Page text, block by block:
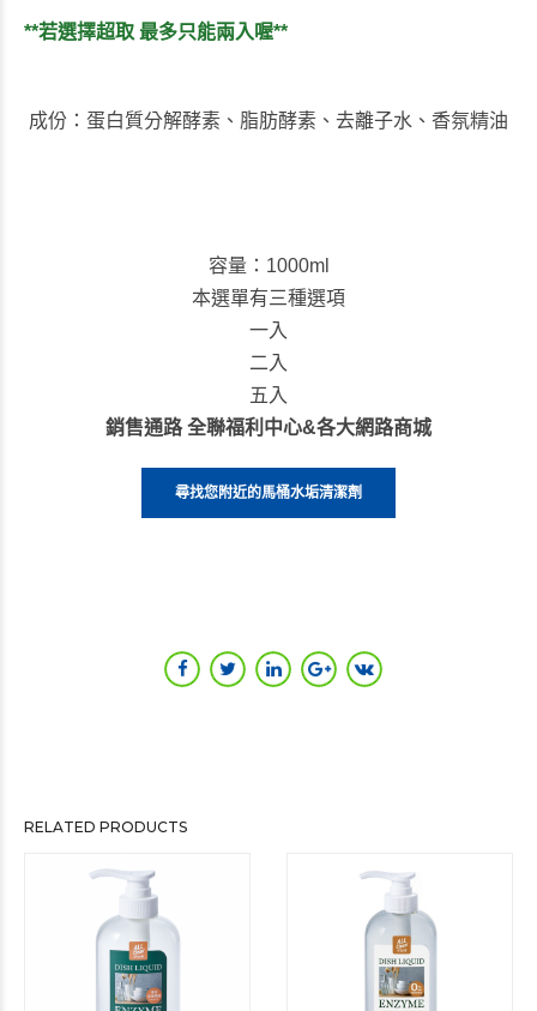
**若選擇超取 最多只能兩入喔**
成份：蛋白質分解酵素、脂肪酵素、去離子水、香氛精油
容量 ：1000ml
本選單有三種選項
一入
二入
五入
銷售通路 全聯福利中心&各大網路商城
尋找您附近的馬桶水垢清潔劑
RELATED PRODUCTS